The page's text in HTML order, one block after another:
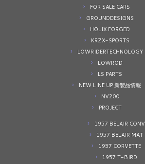
FOR SALE CARS
GROUNDDESIGNS
HOLIX FORGED
KRZX-SPORTS
LOWRIDERTECHNOLOGY
LOWROD
LS PARTS
NEW LINE UP 新製品情報
NV200
PROJECT
1957 BELAIR CONV
1957 BELAIR MAT
1957 CORVETTE
1957 T-BIRD